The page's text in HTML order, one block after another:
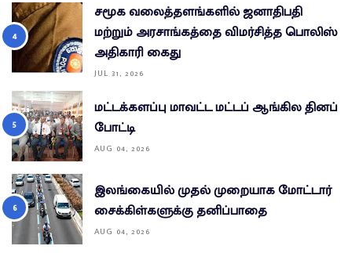
சமூக வலைத்தளங்களில் ஜனாதிபதி
மற்றும் அரசாங்கத்தை விமர்சித்த பொலிஸ்
அதிகாரி கைது
JUL 31, 2026
மட்டக்களப்பு மாவட்ட மட்டப் ஆங்கில தினப்
போட்டி
AUG 04, 2026
இலங்கையில் முதல் முறையாக மோட்டார்
சைக்கிள்களுக்கு தனிப்பாதை
AUG 04, 2026